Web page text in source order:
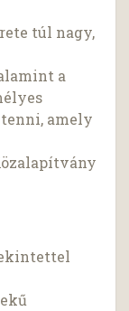
túl nagy,
a
amely